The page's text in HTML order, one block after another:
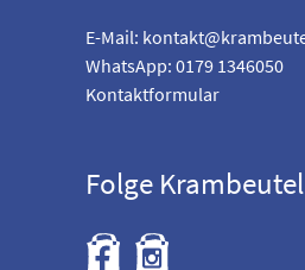
E-Mail:
WhatsApp: 0179 1346050
Kontaktformular
Folge Krambeutel
F
B